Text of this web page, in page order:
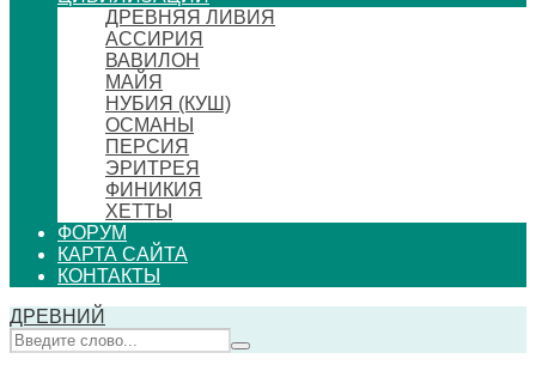
ДРЕВНЯЯ ЛИВИЯ
АССИРИЯ
ВАВИЛОН
МАЙЯ
НУБИЯ (КУШ)
ОСМАНЫ
ПЕРСИЯ
ЭРИТРЕЯ
ФИНИКИЯ
ХЕТТЫ
ФОРУМ
КАРТА САЙТА
КОНТАКТЫ
ДРЕВНИЙ